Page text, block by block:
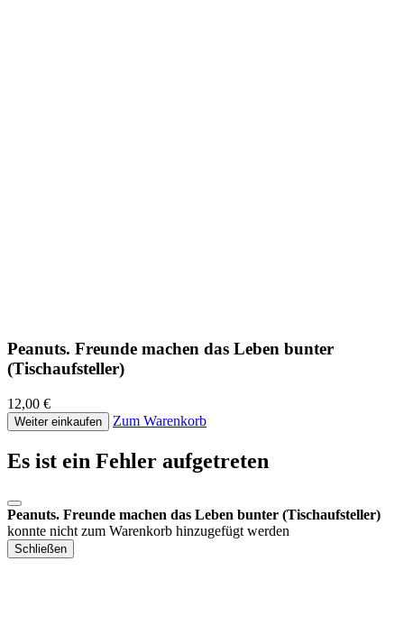
Peanuts. Freunde machen das Leben bunter
(Tischaufsteller)
12,00 €
Weiter einkaufen Zum Warenkorb
Es ist ein Fehler aufgetreten
Peanuts. Freunde machen das Leben bunter (Tischaufsteller)
konnte nicht zum Warenkorb hinzugefügt werden
Schließen